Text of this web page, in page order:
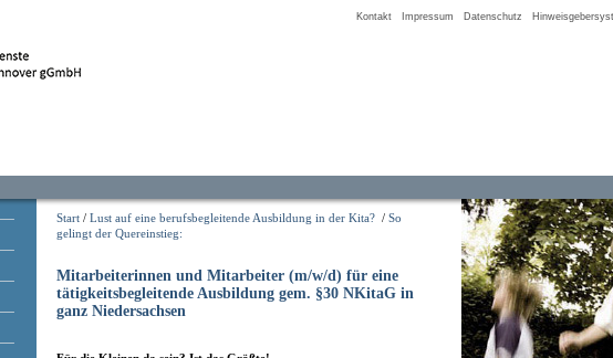
Kontakt Impressum Datenschutz
Start / Lust auf eine berufsbegleitende Ausbildung in der Kita? / So
gelingt der Quereinstieg:
Mitarbeiterinnen und Mitarbeiter (m/w/d) für eine
tätigkeitsbegleitende Ausbildung gem. §30 NKitaG in
ganz Niedersachsen